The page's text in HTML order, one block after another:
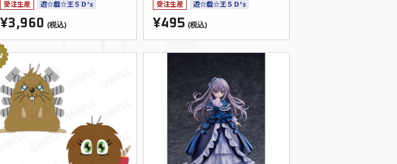
受注生産 遊☆戯☆王５Ｄ's
¥3,960 (税込)
受注生産 遊☆戯☆王５Ｄ's
¥495 (税込)